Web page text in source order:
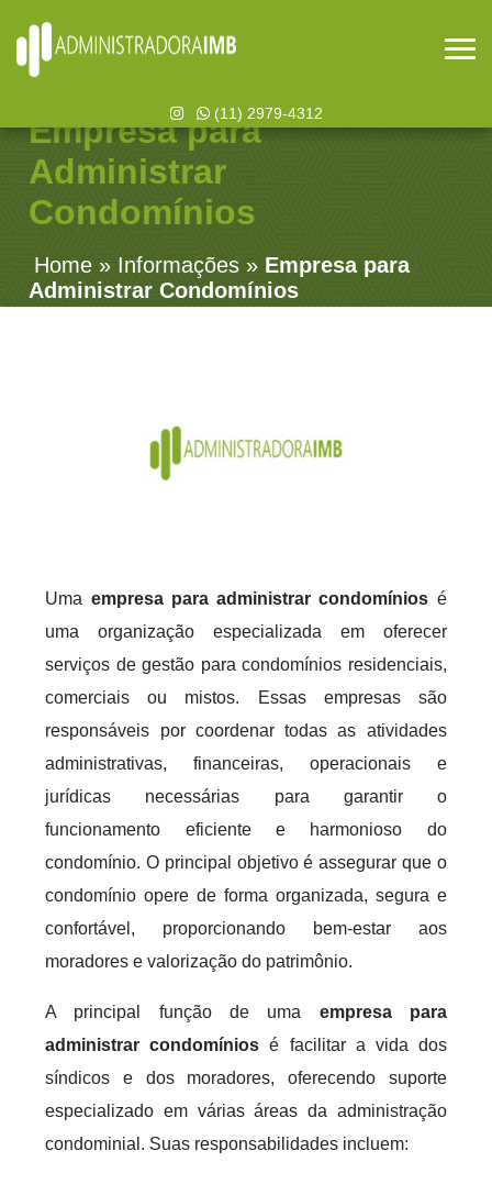
(11) 2979-4312
Empresa para
Administrar
Condomínios
Home » Informações » Empresa para
Administrar Condomínios
Uma empresa para administrar condomínios é
uma organização especializada em oferecer
serviços de gestão para condomínios residenciais,
comerciais ou mistos. Essas empresas são
responsáveis por coordenar todas as atividades
administrativas, financeiras, operacionais e
jurídicas necessárias para garantir o
funcionamento eficiente e harmonioso do
condomínio. O principal objetivo é assegurar que o
condomínio opere de forma organizada, segura e
confortável, proporcionando bem-estar aos
moradores e valorização do patrimônio.
A principal função de uma empresa para
administrar condomínios é facilitar a vida dos
síndicos e dos moradores, oferecendo suporte
especializado em várias áreas da administração
condominial. Suas responsabilidades incluem: